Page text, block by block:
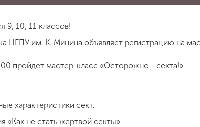
9, 10, 11 классов!
НГПУ им. К. Минина объявляет регистрацию на
пройдет мастер-класс «Осторожно - секта!»
характеристики сект.
«Как не стать жертвой секты»